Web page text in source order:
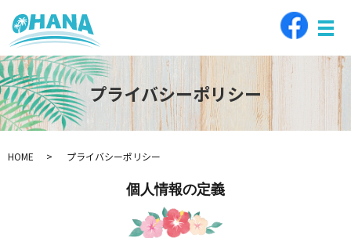
メ
プライバシーポリシー
HOME プライバシーポリシー
個人情報の定義